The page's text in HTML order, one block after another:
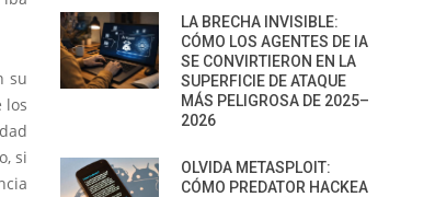
su
los
si
LA BRECHA INVISIBLE:
CÓMO LOS AGENTES DE IA
SE CONVIRTIERON EN LA
SUPERFICIE DE ATAQUE
MÁS PELIGROSA DE 2025–
2026
OLVIDA METASPLOIT:
CÓMO PREDATOR HACKEA